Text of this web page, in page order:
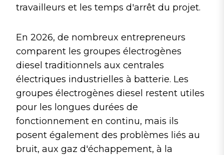
travailleurs et les temps d'arrêt du projet.
En 2026, de nombreux entrepreneurs
comparent les groupes électrogènes
diesel traditionnels aux centrales
électriques industrielles à batterie. Les
groupes électrogènes diesel restent utiles
pour les longues durées de
fonctionnement en continu, mais ils
posent également des problèmes liés au
bruit, aux gaz d'échappement, à la